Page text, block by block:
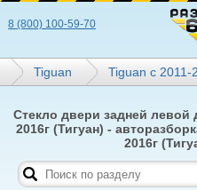
8 (800) 100-59-70
Tiguan Tiguan с 2011-
Стекло двери задней левой
2016г (Тигуан) -
2016г